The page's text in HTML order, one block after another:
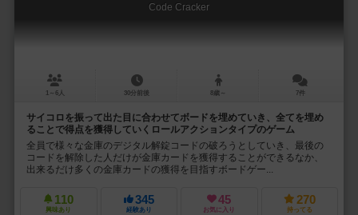
Code Cracker
1～6人 30分前後 8歳～ 7件
サイコロを振って出た目に合わせてボードを埋めていき、全てを埋め
ることで得点を獲得していくロールアクションタイプのゲーム
全員で様々な金庫のデジタル解錠コードの破ろうとしていき、最後の
コードを解除した人だけが金庫カードを獲得することができるなか、
出来るだけ多くの金庫カードの獲得を目指すボードゲー...
110
興味あり
345
経験あり
45
お気に入り
270
持ってる